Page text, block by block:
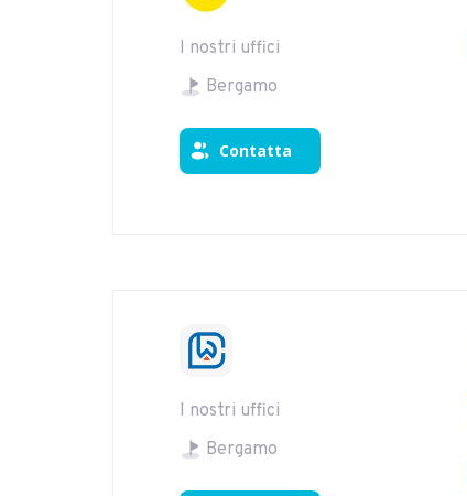
I nostri uffici
Bergamo
Contatta
I nostri uffici
Bergamo